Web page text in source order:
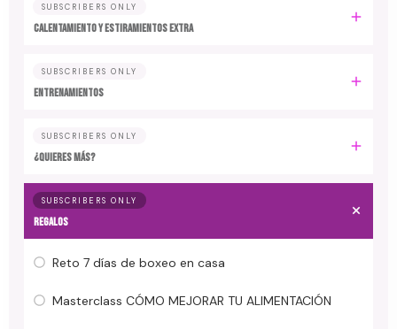
SUBSCRIBERS ONLY
Calentamiento y estiramientos extra
SUBSCRIBERS ONLY
Entrenamientos
SUBSCRIBERS ONLY
¿Quieres más?
SUBSCRIBERS ONLY
Regalos
Reto 7 días de boxeo en casa
Masterclass CÓMO MEJORAR TU ALIMENTACIÓN